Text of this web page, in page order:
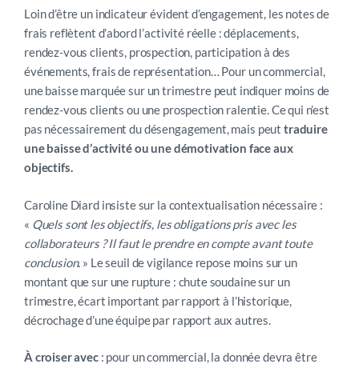
Loin d’être un indicateur évident d’engagement, les notes de
frais reflètent d’abord l’activité réelle : déplacements,
rendez-vous clients, prospection, participation à des
événements, frais de représentation… Pour un commercial,
une baisse marquée sur un trimestre peut indiquer moins de
rendez-vous clients ou une prospection ralentie. Ce qui n’est
pas nécessairement du désengagement, mais peut traduire
une baisse d’activité ou une démotivation face aux
objectifs.
Caroline Diard insiste sur la contextualisation nécessaire :
« Quels sont les objectifs, les obligations pris avec les
collaborateurs ? Il faut le prendre en compte avant toute
conclusion. » Le seuil de vigilance repose moins sur un
montant que sur une rupture : chute soudaine sur un
trimestre, écart important par rapport à l’historique,
décrochage d’une équipe par rapport aux autres.
À croiser avec : pour un commercial, la donnée devra être